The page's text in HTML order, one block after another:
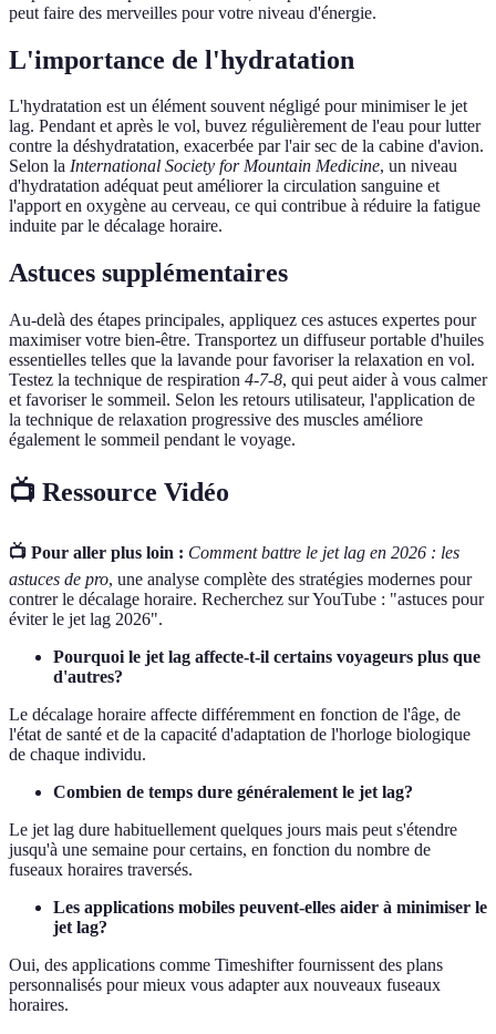
peut faire des merveilles pour votre niveau d'énergie.
L'importance de l'hydratation
L'hydratation est un élément souvent négligé pour minimiser le jet
lag. Pendant et après le vol, buvez régulièrement de l'eau pour lutter
contre la déshydratation, exacerbée par l'air sec de la cabine d'avion.
Selon la International Society for Mountain Medicine, un niveau
d'hydratation adéquat peut améliorer la circulation sanguine et
l'apport en oxygène au cerveau, ce qui contribue à réduire la fatigue
induite par le décalage horaire.
Astuces supplémentaires
Au-delà des étapes principales, appliquez ces astuces expertes pour
maximiser votre bien-être. Transportez un diffuseur portable d'huiles
essentielles telles que la lavande pour favoriser la relaxation en vol.
Testez la technique de respiration 4-7-8, qui peut aider à vous calmer
et favoriser le sommeil. Selon les retours utilisateur, l'application de
la technique de relaxation progressive des muscles améliore
également le sommeil pendant le voyage.
📺 Ressource Vidéo
📺 Pour aller plus loin : Comment battre le jet lag en 2026 : les
astuces de pro, une analyse complète des stratégies modernes pour
contrer le décalage horaire. Recherchez sur YouTube : "astuces pour
éviter le jet lag 2026".
Pourquoi le jet lag affecte-t-il certains voyageurs plus que
d'autres?
Le décalage horaire affecte différemment en fonction de l'âge, de
l'état de santé et de la capacité d'adaptation de l'horloge biologique
de chaque individu.
Combien de temps dure généralement le jet lag?
Le jet lag dure habituellement quelques jours mais peut s'étendre
jusqu'à une semaine pour certains, en fonction du nombre de
fuseaux horaires traversés.
Les applications mobiles peuvent-elles aider à minimiser le
jet lag?
Oui, des applications comme Timeshifter fournissent des plans
personnalisés pour mieux vous adapter aux nouveaux fuseaux
horaires.